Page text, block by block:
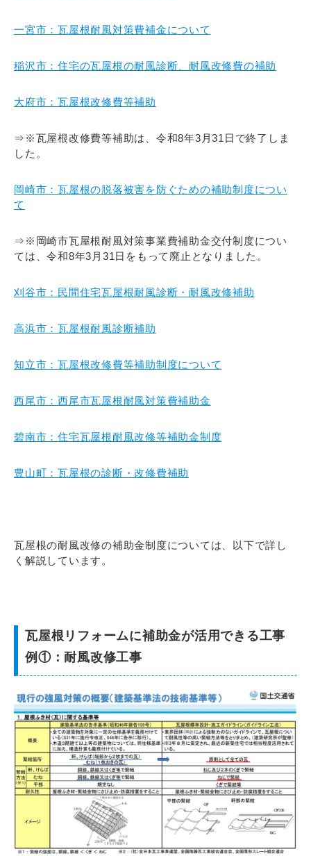
一宮市：瓦屋根耐風対策費補金について
稲沢市：住宅の瓦屋根の耐風診断、耐風改修費の補助
大府市：瓦屋根改修費等補助
⇒※瓦屋根改修費等補助は、令和8年3月31日で終了しま
した。
岡崎市：瓦屋根の脱落被害を防ぐための補助制度につい
て
⇒※岡崎市瓦屋根耐風対策事業費補助金交付制度につい
ては、令和8年3月31日をもって廃止となりました。
刈谷市：民間住宅瓦屋根耐風診断・耐風改修補助
高浜市：瓦屋根耐風診断補助
知立市：瓦屋根改修費等補助制度について
西尾市：西尾市瓦屋根耐風対策費補助金
碧南市：住宅瓦屋根耐風改修等補助金制度
豊山町：瓦屋根の診断・改修費補助
瓦屋根の耐風改修の補助金制度については、以下で詳し
く解説しています。
瓦屋根リフォームに補助金が活用できる工事
例①：耐風改修工事